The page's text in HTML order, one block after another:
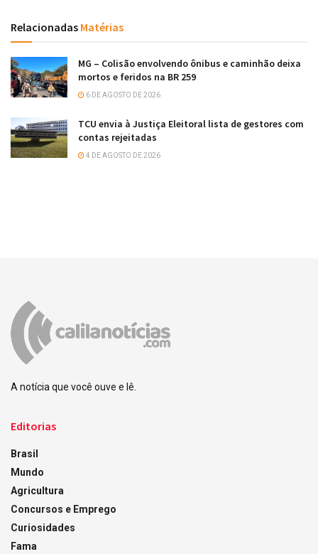
Relacionadas Matérias
MG – Colisão envolvendo ônibus e caminhão deixa
mortos e feridos na BR 259
6 DE AGOSTO DE 2026
TCU envia à Justiça Eleitoral lista de gestores com
contas rejeitadas
4 DE AGOSTO DE 2026
A notícia que você ouve e lê.
Editorias
Brasil
Mundo
Agricultura
Concursos e Emprego
Curiosidades
Fama